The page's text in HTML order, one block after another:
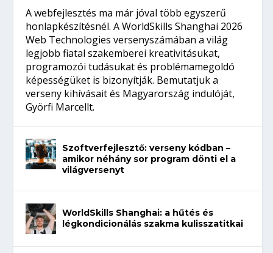
A webfejlesztés ma már jóval több egyszerű
honlapkészítésnél. A WorldSkills Shanghai 2026
Web Technologies versenyszámában a világ
legjobb fiatal szakemberei kreativitásukat,
programozói tudásukat és problémamegoldó
képességüket is bizonyítják. Bemutatjuk a
verseny kihívásait és Magyarország indulóját,
Györfi Marcellt.
Szoftverfejlesztő: verseny kódban –
amikor néhány sor program dönti el a
világversenyt
WorldSkills Shanghai: a hűtés és
légkondicionálás szakma kulisszatitkai